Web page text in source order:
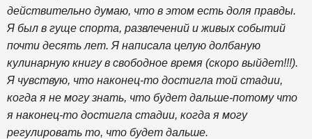
действительно думаю, что в этом есть доля правды.
Я был в гуще спорта, развлечений и живых событий
почти десять лет. Я написала целую долбаную
кулинарную книгу в свободное время (скоро выйдет!!!).
Я чувствую, что наконец-то достигла той стадии,
когда я не могу знать, что будет дальше-потому что
я наконец-то достигла стадии, когда я могу
регулировать то, что будет дальше.